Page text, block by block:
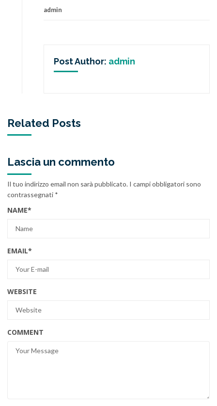
admin
Post Author: admin
Related Posts
Lascia un commento
Il tuo indirizzo email non sarà pubblicato. I campi obbligatori sono
contrassegnati *
NAME*
EMAIL*
WEBSITE
COMMENT